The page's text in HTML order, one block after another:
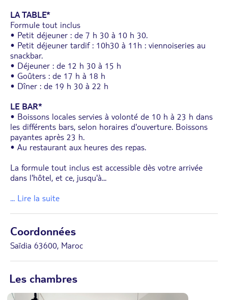
LA TABLE*
Formule tout inclus
• Petit déjeuner : de 7 h 30 à 10 h 30.
• Petit déjeuner tardif : 10h30 à 11h : viennoiseries au
snackbar.
• Déjeuner : de 12 h 30 à 15 h
• Goûters : de 17 h à 18 h
• Dîner : de 19 h 30 à 22 h
LE BAR*
• Boissons locales servies à volonté de 10 h à 23 h dans
les différents bars, selon horaires d'ouverture. Boissons
payantes après 23 h.
• Au restaurant aux heures des repas.
La formule tout inclus est accessible dès votre arrivée
dans l'hôtel, et ce, jusqu'à...
... Lire la suite
Coordonnées
Saïdia 63600, Maroc
Les chambres